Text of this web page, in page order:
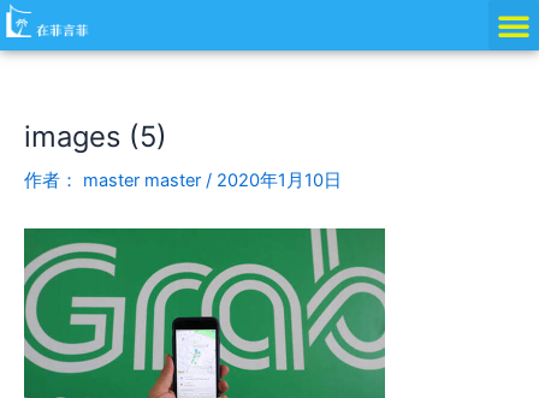
跳
至
images (5)
作者： master master / 2020年1月10日
Post
navigation